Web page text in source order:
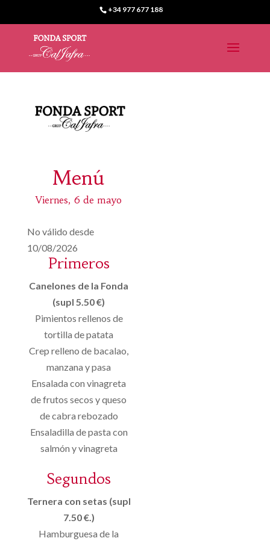
+34 977 677 188
Menú
Viernes, 6 de mayo
No válido desde
10/08/2026
Primeros
Canelones de la Fonda
(supl 5.50 €)
Pimientos rellenos de
tortilla de patata
Crep relleno de bacalao,
manzana y pasa
Ensalada con vinagreta
de frutos secos y queso
de cabra rebozado
Ensaladilla de pasta con
salmón y vinagreta
Segundos
Ternera con setas (supl
7.50 €.)
Hamburguesa de la